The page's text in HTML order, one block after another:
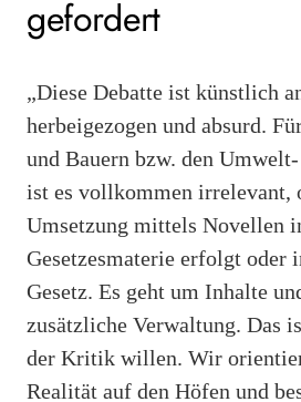
gefordert
„Diese Debatte ist künstlich
herbeigezogen und absurd.
und Bauern bzw. den
ist es vollkommen irrelevant,
Umsetzung mittels Novellen
Gesetzesmaterie erfolgt oder
Gesetz. Es geht um Inhalte
zusätzliche Verwaltung. Das
der Kritik willen. Wir
Realität auf den Höfen und